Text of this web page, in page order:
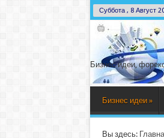
Суббота , 8 Август
Бизнес идеи,
Бизнес идеи »
Вы здесь: